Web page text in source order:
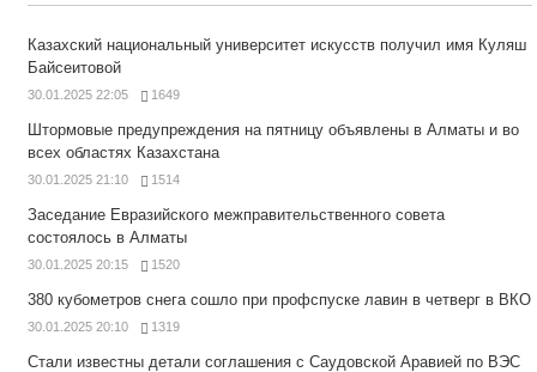
Казахский национальный университет искусств получил имя Куляш
Байсеитовой
30.01.2025 22:05 1649
Штормовые предупреждения на пятницу объявлены в Алматы и во
всех областях Казахстана
30.01.2025 21:10 1514
Заседание Евразийского межправительственного совета
состоялось в Алматы
30.01.2025 20:15 1520
380 кубометров снега сошло при профспуске лавин в четверг в ВКО
30.01.2025 20:10 1319
Стали известны детали соглашения с Саудовской Аравией по ВЭС